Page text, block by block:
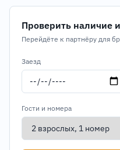
Проверить наличие
Перейдёте к партнёру для
Заезд
Гости и номера